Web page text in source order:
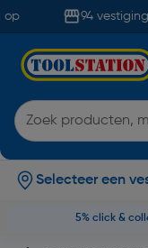
94
Selecteer een
5% click &